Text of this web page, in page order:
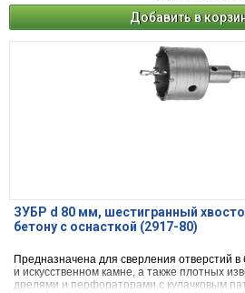
Добавить в
ЗУБР d 80 мм, шестигранный
бетону с оснасткой (2917-80)
Предназначена для сверления отверстий
и искусственном камне, а также плотных
дрелями и перфораторами с кулачковым